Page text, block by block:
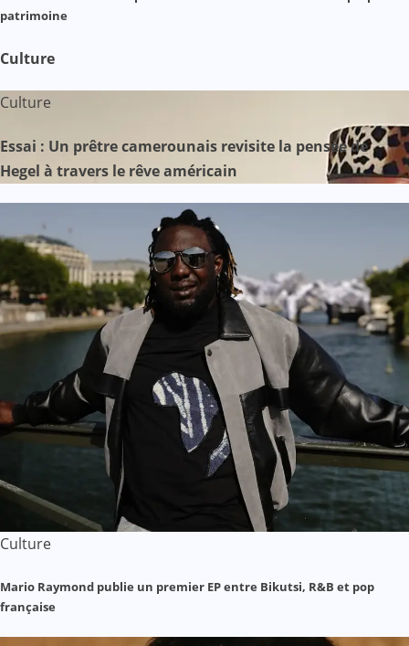
patrimoine
Culture
Culture
Essai : Un prêtre camerounais revisite la pensée de
Hegel à travers le rêve américain
Culture
Mario Raymond publie un premier EP entre Bikutsi, R&B et pop
française